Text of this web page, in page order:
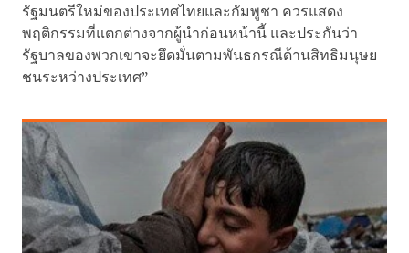
รัฐมนตรีใหม่ของประเทศไทยและกัมพูชา ควรแสดง
พฤติกรรมที่แตกต่างจากผู้นำก่อนหน้านี้ และประกันว่า
รัฐบาลของพวกเขาจะยึดมั่นตามพันธกรณีด้านสิทธิมนุษย
ชนระหว่างประเทศ”